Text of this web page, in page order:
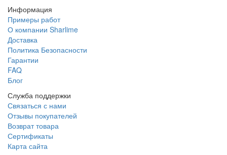
Информация
Примеры работ
О компании Sharlime
Доставка
Политика Безопасности
Гарантии
FAQ
Блог
Служба поддержки
Связаться с нами
Отзывы покупателей
Возврат товара
Сертификаты
Карта сайта